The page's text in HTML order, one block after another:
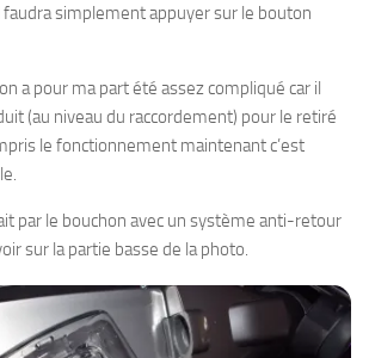
simplement appuyer sur le bouton
a pour ma part été assez compliqué car il
(au niveau du raccordement) pour le retiré
le fonctionnement maintenant c’est
par le bouchon avec un système anti-retour
sur la partie basse de la photo.